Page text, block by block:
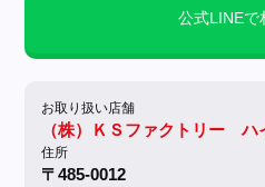
公式LINEで
お取り扱い店舗
（株）ＫＳファクトリー ハ
住所
〒485-0012